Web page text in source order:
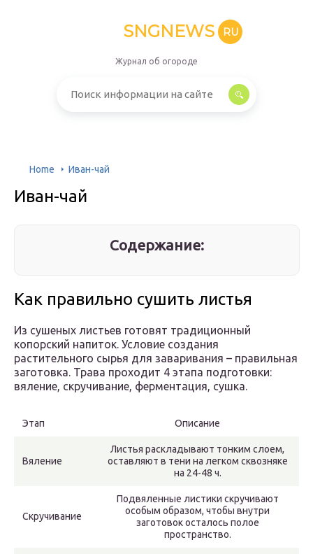
SNGNEWS RU
Журнал об огороде
Home Иван-чай
Иван-чай
Содержание:
Как правильно сушить листья
Из сушеных листьев готовят традиционный
копорский напиток. Условие создания
растительного сырья для заваривания – правильная
заготовка. Трава проходит 4 этапа подготовки:
вяление, скручивание, ферментация, сушка.
Этап Описание
Вяление
Листья раскладывают тонким слоем,
оставляют в тени на легком сквозняке
на 24-48 ч.
Скручивание
Подвяленные листики скручивают
особым образом, чтобы внутри
заготовок осталось полое
пространство.